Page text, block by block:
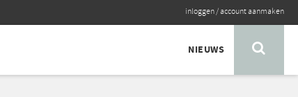
inloggen/account aanmaken
NIEUWS